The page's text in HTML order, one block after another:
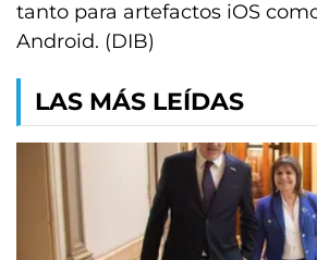
tanto para artefactos iOS
Android. (DIB)
LAS MÁS LEÍDAS